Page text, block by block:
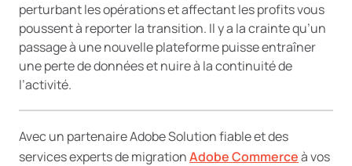
perturbant les opérations et affectant les profits vous
poussent à reporter la transition. Il y a la crainte qu’un
passage à une nouvelle plateforme puisse entraîner
une perte de données et nuire à la continuité de
l’activité.
Avec un partenaire Adobe Solution fiable et des
services experts de migrationAdobe Commerceà vos